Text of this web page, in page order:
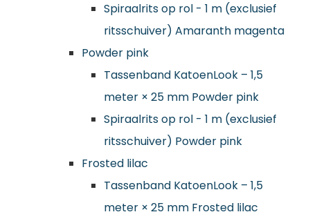
Spiraalrits op rol - 1 m (exclusief
ritsschuiver) Amaranth magenta
Powder pink
Tassenband KatoenLook – 1,5
meter × 25 mm Powder pink
Spiraalrits op rol - 1 m (exclusief
ritsschuiver) Powder pink
Frosted lilac
Tassenband KatoenLook – 1,5
meter × 25 mm Frosted lilac